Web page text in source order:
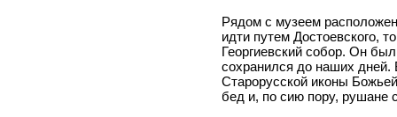
Рядом с музеем
идти путем Достоевского,
Георгиевский собор. Он
сохранился до наших дней.
Старорусской иконы
бед и, по сию пору, рушане